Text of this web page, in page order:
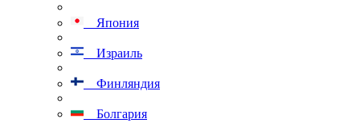
Япония
Израиль
Финляндия
Болгария